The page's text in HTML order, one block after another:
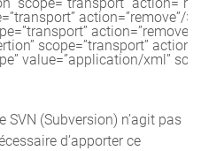
action=”remove”/>
action=”remove”/
scope=”transport”
value=”application/xml”
SVN (Subversion) n’agit pas
d’apporter ce